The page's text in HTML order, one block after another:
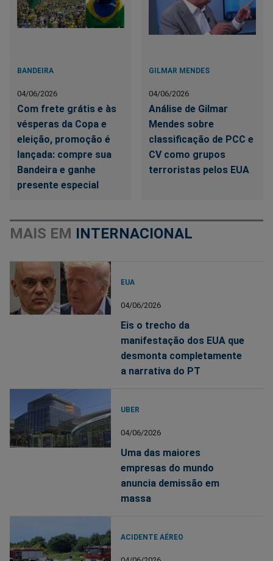
BANDEIRA
04/06/2026
Com frete grátis e às
vésperas da Copa e
eleição, promoção é
lançada: compre sua
Bandeira e ganhe
presente especial
GILMAR MENDES
04/06/2026
Análise de Gilmar
Mendes sobre
classificação de PCC e
CV como grupos
terroristas pelos EUA
MAIS EM INTERNACIONAL
EUA
04/06/2026
Eis o trecho da
manifestação dos EUA que
desmonta completamente
a narrativa do PT
UBER
04/06/2026
Uma das maiores
empresas do mundo
anuncia demissão em
massa
ACIDENTE AÉREO